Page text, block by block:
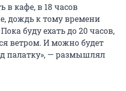
в кафе, в 18 часов
дождь к тому времени
буду ехать до 20 часов,
ветром. И можно будет
палатку», — размышлял